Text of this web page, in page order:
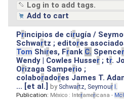
Log in to add tags.
Add to cart
Principios de cirugía /
Schwartz ; editores
Tom Shires, Frank C. Spencer
Wendy | Cowles Husser ; tr. Jo
Orizaga Samperio ;
colaboradores James T.
... [et al.]by Schwartz, Seymour I.
Publication: México : Interamericana - M